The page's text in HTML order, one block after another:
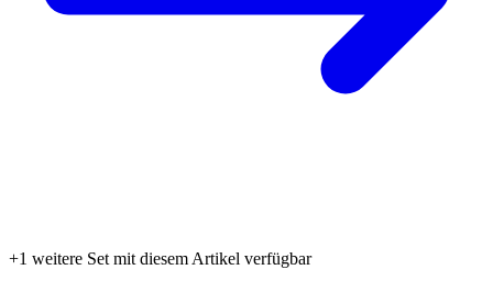
+1 weitere Set mit diesem Artikel verfügbar